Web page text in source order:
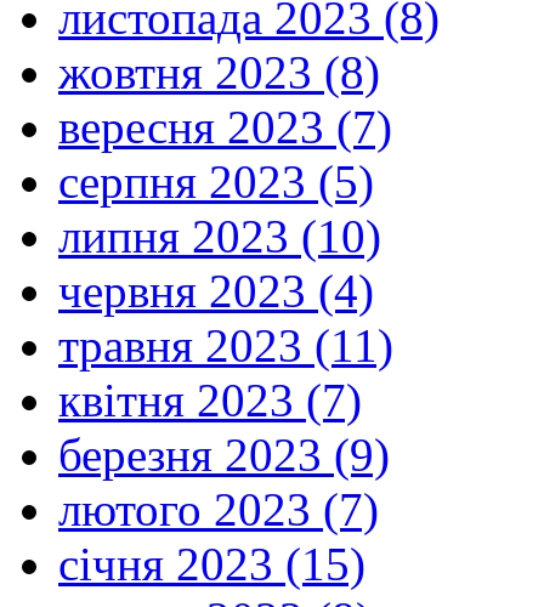
листопада 2023 (8)
жовтня 2023 (8)
вересня 2023 (7)
серпня 2023 (5)
липня 2023 (10)
червня 2023 (4)
травня 2023 (11)
квітня 2023 (7)
березня 2023 (9)
лютого 2023 (7)
січня 2023 (15)